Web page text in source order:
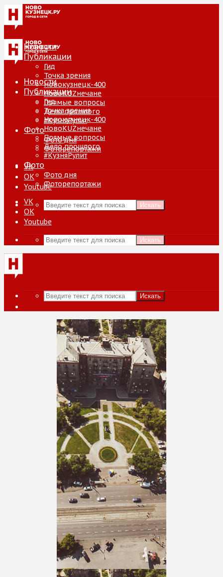
Новости
Публикации
Гид
Точка зрения
Новокузнецк-400
НовоKUZнечане
Прямые вопросы
Дело прошлого
#КузняРулит
Фото
Фото дня
Фоторепортажи
VK
ОК
Youtube
Искать
Новости
Публикации
Гид
Точка зрения
Новокузнецк-400
НовоKUZнечане
Прямые вопросы
Дело прошлого
#КузняРулит
Фото
Фото дня
Фоторепортажи
VK
ОК
Youtube
Искать
Искать